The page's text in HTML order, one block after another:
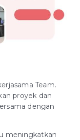
Team.
proyek dan
dengan
meningkatkan